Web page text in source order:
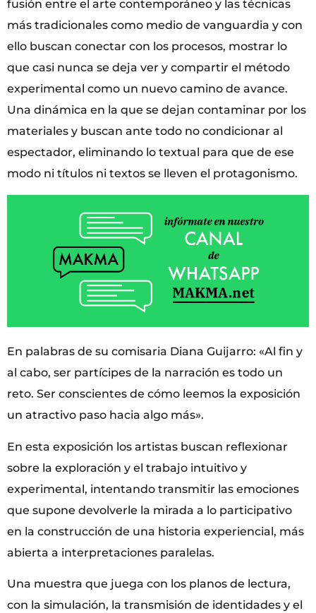
fusión entre el arte contemporáneo y las técnicas
más tradicionales como medio de vanguardia y con
ello buscan conectar con los procesos, mostrar lo
que casi nunca se deja ver y compartir el método
experimental como un nuevo camino de avance.
Una dinámica en la que se dejan contaminar por los
materiales y buscan ante todo no condicionar al
espectador, eliminando lo textual para que de ese
modo ni títulos ni textos se lleven el protagonismo.
En palabras de su comisaria Diana Guijarro: «Al fin y
al cabo, ser partícipes de la narración es todo un
reto. Ser conscientes de cómo leemos la exposición
un atractivo paso hacia algo más».
En esta exposición los artistas buscan reflexionar
sobre la exploración y el trabajo intuitivo y
experimental, intentando transmitir las emociones
que supone devolverle la mirada a lo participativo
en la construcción de una historia experiencial, más
abierta a interpretaciones paralelas.
Una muestra que juega con los planos de lectura,
con la simulación, la transmisión de identidades y el